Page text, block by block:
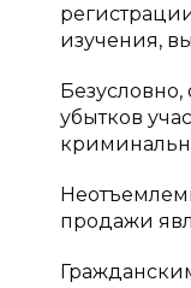
изучения,
убытков
продажи